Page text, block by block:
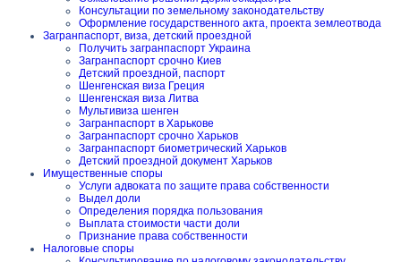
Консультации по земельному законодательству
Оформление государственного акта, проекта землеотвода
Загранпаспорт, виза, детский проездной
Получить загранпаспорт Украина
Загранпаспорт срочно Киев
Детский проездной, паспорт
Шенгенская виза Греция
Шенгенская виза Литва
Мультивиза шенген
Загранпаспорт в Харькове
Загранпаспорт срочно Харьков
Загранпаспорт биометрический Харьков
Детский проездной документ Харьков
Имущественные споры
Услуги адвоката по защите права собственности
Выдел доли
Определения порядка пользования
Выплата стоимости части доли
Признание права собственности
Налоговые споры